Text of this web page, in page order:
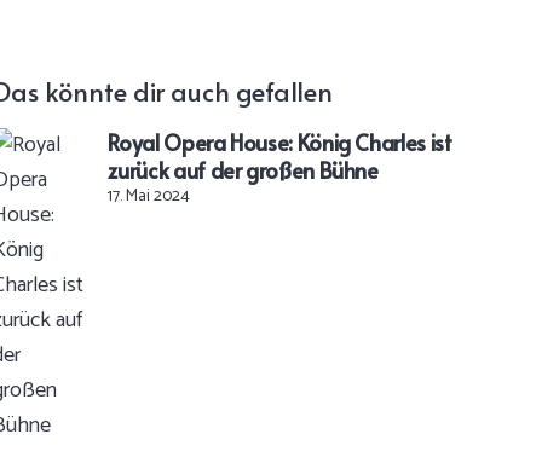
könnte dir auch gefallen
Royal Opera House: König Charles ist
zurück auf der großen Bühne
17. Mai 2024